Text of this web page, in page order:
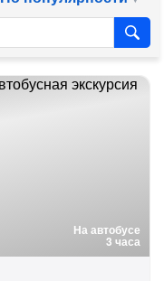
На автобусе
3 часа